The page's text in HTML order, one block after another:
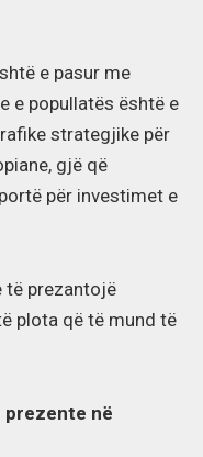
e pasur me
e popullatës është e
strategjike për
gjë që
për investimet e
të prezantojë
plota që të mund të
prezente në